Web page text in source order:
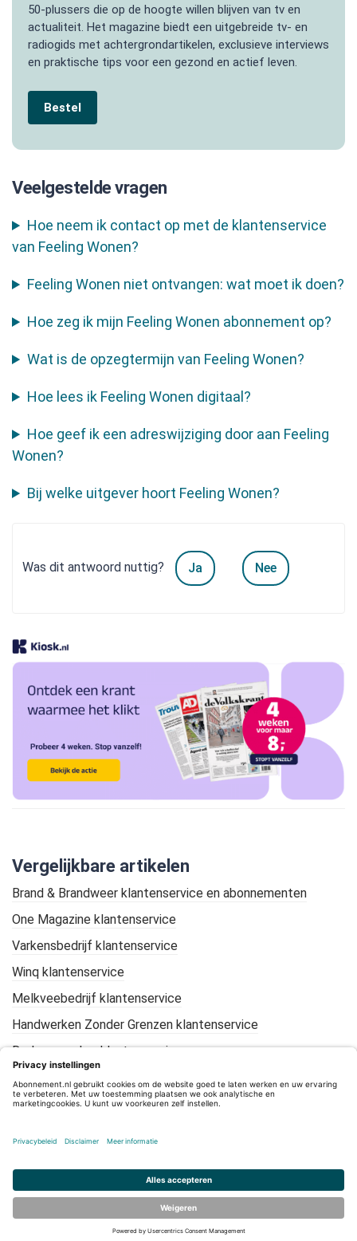
50-plussers die op de hoogte willen blijven van tv en
actualiteit. Het magazine biedt een uitgebreide tv- en
radiogids met achtergrondartikelen, exclusieve interviews
en praktische tips voor een gezond en actief leven.
Bestel
Veelgestelde vragen
Hoe neem ik contact op met de klantenservice
van Feeling Wonen?
Feeling Wonen niet ontvangen: wat moet ik doen?
Hoe zeg ik mijn Feeling Wonen abonnement op?
Wat is de opzegtermijn van Feeling Wonen?
Hoe lees ik Feeling Wonen digitaal?
Hoe geef ik een adreswijziging door aan Feeling
Wonen?
Bij welke uitgever hoort Feeling Wonen?
Was dit antwoord nuttig? Ja Nee
Vergelijkbare artikelen
Brand & Brandweer klantenservice en abonnementen
One Magazine klantenservice
Varkensbedrijf klantenservice
Winq klantenservice
Melkveebedrijf klantenservice
Handwerken Zonder Grenzen klantenservice
De Loonwerker klantenservice
KIJK Geschiedenis klantenservice
Mountain Bike Plus klantenservice